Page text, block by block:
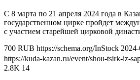
С 8 марта по 21 апреля 2024 года в
государственном цирке пройдет
с участием старейшей цирковой
700 RUB https://schema.org/InStock
https://kuda-kazan.ru/event/shou-tsirk-iz-
2.8K 14